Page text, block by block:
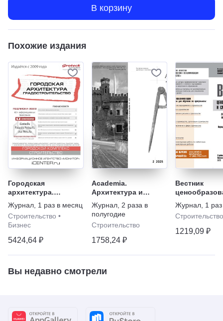
В корзину
Похожие издания
Городская
архитектура.
Градостроительство
Журнал 1 раз в месяц
Строительство •
Бизнес
5424,64 ₽
Academia.
Архитектура и
строительство
Журнал 2 раза в
полугодие
Строительство
1758,24 ₽
Вестник
сметного
Журнал 1
Строительство
1219,09 ₽
Вы недавно смотрели